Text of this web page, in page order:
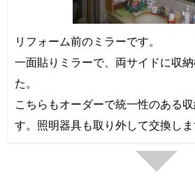
リフォーム前のミラーです。
一面貼りミラーで、両サイドに収
た。
こちらもオーダーで統一性のある
す。照明器具も取り外して交換しま